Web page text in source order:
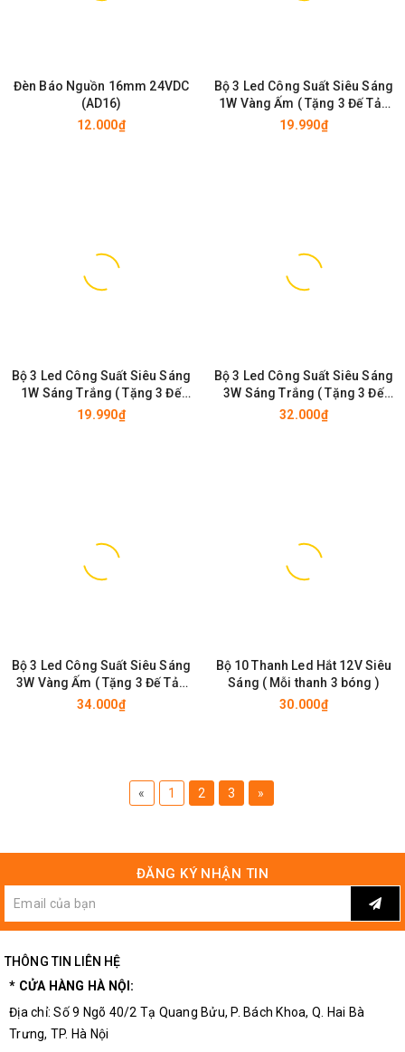
Đèn Báo Nguồn 16mm 24VDC
(AD16)
12.000₫
Bộ 3 Led Công Suất Siêu Sáng
1W Vàng Ấm ( Tặng 3 Đế Tản
Nhiệt - Chưa Hàn )
19.990₫
Bộ 3 Led Công Suất Siêu Sáng
1W Sáng Trắng ( Tặng 3 Đế
Tản Nhiệt - Chưa Hàn )
19.990₫
Bộ 3 Led Công Suất Siêu Sáng
3W Sáng Trắng ( Tặng 3 Đế
Tản Nhiệt - Chưa Hàn )
32.000₫
Bộ 3 Led Công Suất Siêu Sáng
3W Vàng Ấm ( Tặng 3 Đế Tản
Nhiệt - Chưa Hàn )
34.000₫
Bộ 10 Thanh Led Hắt 12V Siêu
Sáng ( Mỗi thanh 3 bóng )
30.000₫
« 1 2 3 »
ĐĂNG KÝ NHẬN TIN
THÔNG TIN LIÊN HỆ
* CỬA HÀNG HÀ NỘI:
Địa chỉ: Số 9 Ngõ 40/2 Tạ Quang Bửu, P. Bách Khoa, Q. Hai Bà
Trưng, TP. Hà Nội